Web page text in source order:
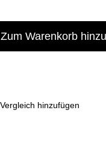
Zum Warenkorb
hinzufügen